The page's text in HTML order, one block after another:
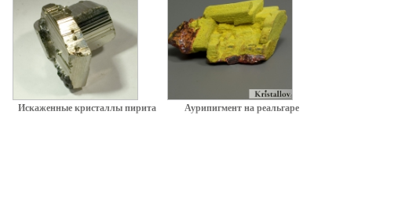
Искаженные кристаллы пирита Аурипигмент на реальгаре